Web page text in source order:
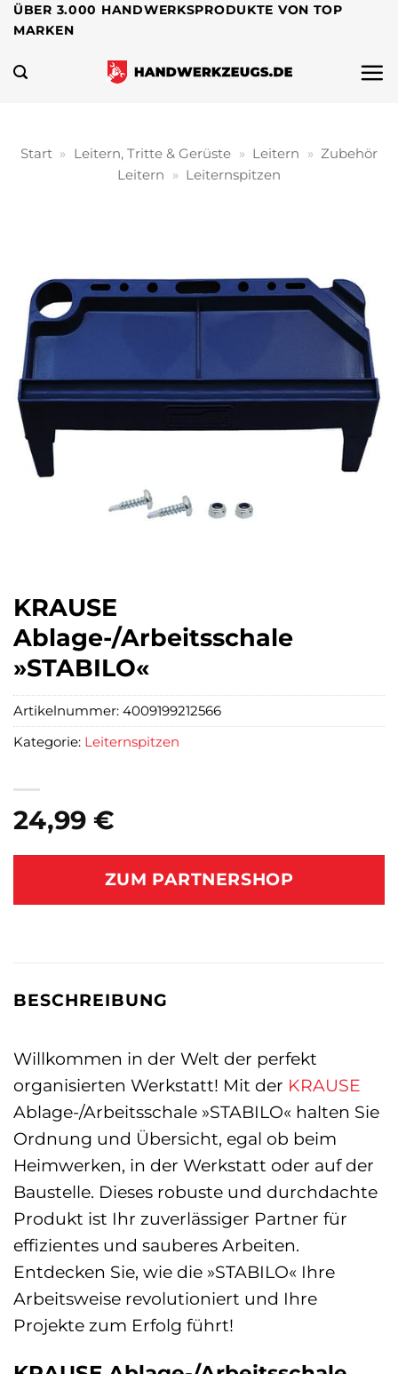
Zum
Inhalt
springen
ÜBER 3.000 HANDWERKSPRODUKTE VON TOP
MARKEN
Start » Leitern, Tritte & Gerüste » Leitern » Zubehör
Leitern » Leiternspitzen
KRAUSE
Ablage-/Arbeitsschale
»STABILO«
24,99 €
ZUM PARTNERSHOP
Artikelnummer: 4009199212566
Kategorie: Leiternspitzen
BESCHREIBUNG
Willkommen in der Welt der perfekt
organisierten Werkstatt! Mit der KRAUSE
Ablage-/Arbeitsschale »STABILO« halten Sie
Ordnung und Übersicht, egal ob beim
Heimwerken, in der Werkstatt oder auf der
Baustelle. Dieses robuste und durchdachte
Produkt ist Ihr zuverlässiger Partner für
effizientes und sauberes Arbeiten.
Entdecken Sie, wie die »STABILO« Ihre
Arbeitsweise revolutioniert und Ihre
Projekte zum Erfolg führt!